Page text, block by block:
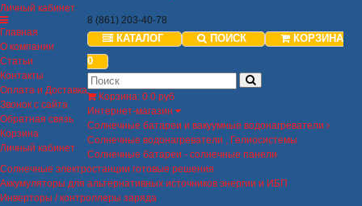
Личный кабинет
Главная
О компании
Статьи
Контакты
Оплата и Доставка
Звонок с сайта
Обратная связь
Корзина
Личный кабинет
8 (861) 203-40-78
КАТАЛОГ ПОИСК
КОРЗИНА
0
Корзина: 0 0 руб
Интернет-магазин
Солнечные батареи и вакуумные водонагреватели
Солнечные водонагреватели , Гелиосистемы
Солнечные батареи - солнечные панели
Солнечные электростанции готовые решения
Аккумуляторы для альтернативных источников энергии и ИБП
Инверторы / контроллеры заряда